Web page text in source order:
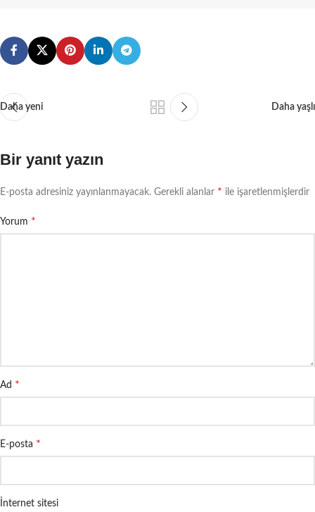
Daha yeni Daha yaşlı
Bir yanıt yazın
E-posta adresiniz yayınlanmayacak. Gerekli alanlar * ile işaretlenmişlerdir
Yorum *
Ad *
E-posta *
İnternet sitesi